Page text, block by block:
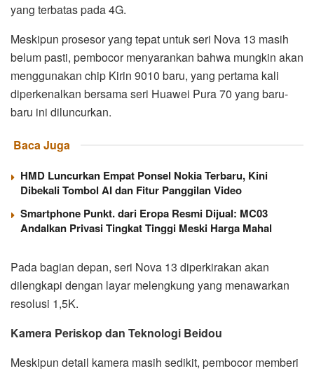
yang terbatas pada 4G.
Meskipun prosesor yang tepat untuk seri Nova 13 masih
belum pasti, pembocor menyarankan bahwa mungkin akan
menggunakan chip Kirin 9010 baru, yang pertama kali
diperkenalkan bersama seri Huawei Pura 70 yang baru-
baru ini diluncurkan.
Baca Juga
HMD Luncurkan Empat Ponsel Nokia Terbaru, Kini
Dibekali Tombol AI dan Fitur Panggilan Video
Smartphone Punkt. dari Eropa Resmi Dijual: MC03
Andalkan Privasi Tingkat Tinggi Meski Harga Mahal
Pada bagian depan, seri Nova 13 diperkirakan akan
dilengkapi dengan layar melengkung yang menawarkan
resolusi 1,5K.
Kamera Periskop dan Teknologi Beidou
Meskipun detail kamera masih sedikit, pembocor memberi